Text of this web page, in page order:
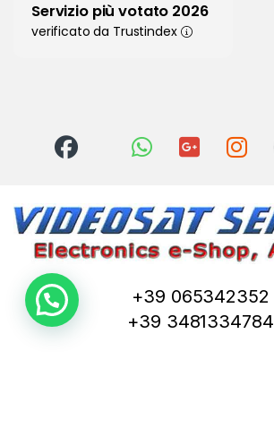
Servizio più votato 2026
verificato da Trustindex
+39 065342352
+39 3481334784